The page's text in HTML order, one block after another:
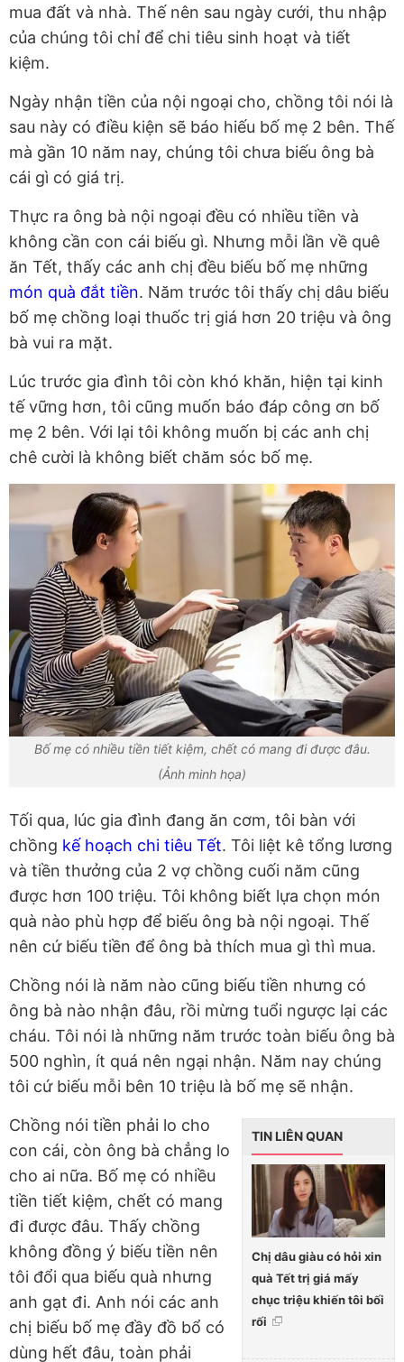
mua đất và nhà. Thế nên sau ngày cưới, thu nhập
của chúng tôi chỉ để chi tiêu sinh hoạt và tiết
kiệm.
Ngày nhận tiền của nội ngoại cho, chồng tôi nói là
sau này có điều kiện sẽ báo hiếu bố mẹ 2 bên. Thế
mà gần 10 năm nay, chúng tôi chưa biếu ông bà
cái gì có giá trị.
Thực ra ông bà nội ngoại đều có nhiều tiền và
không cần con cái biếu gì. Nhưng mỗi lần về quê
ăn Tết, thấy các anh chị đều biếu bố mẹ những
món quà đắt tiền. Năm trước tôi thấy chị dâu biếu
bố mẹ chồng loại thuốc trị giá hơn 20 triệu và ông
bà vui ra mặt.
Lúc trước gia đình tôi còn khó khăn, hiện tại kinh
tế vững hơn, tôi cũng muốn báo đáp công ơn bố
mẹ 2 bên. Với lại tôi không muốn bị các anh chị
chê cười là không biết chăm sóc bố mẹ.
Bố mẹ có nhiều tiền tiết kiệm, chết có mang đi được đâu.
(Ảnh minh họa)
Tối qua, lúc gia đình đang ăn cơm, tôi bàn với
chồng kế hoạch chi tiêu Tết. Tôi liệt kê tổng lương
và tiền thưởng của 2 vợ chồng cuối năm cũng
được hơn 100 triệu. Tôi không biết lựa chọn món
quà nào phù hợp để biếu ông bà nội ngoại. Thế
nên cứ biếu tiền để ông bà thích mua gì thì mua.
Chồng nói là năm nào cũng biếu tiền nhưng có
ông bà nào nhận đâu, rồi mừng tuổi ngược lại các
cháu. Tôi nói là những năm trước toàn biếu ông bà
500 nghìn, ít quá nên ngại nhận. Năm nay chúng
tôi cứ biếu mỗi bên 10 triệu là bố mẹ sẽ nhận.
TIN LIÊN QUAN
Chị dâu giàu có hỏi xin
quà Tết trị giá mấy
chục triệu khiến tôi bối
rối
Chồng nói tiền phải lo cho
con cái, còn ông bà chẳng lo
cho ai nữa. Bố mẹ có nhiều
tiền tiết kiệm, chết có mang
đi được đâu. Thấy chồng
không đồng ý biếu tiền nên
tôi đổi qua biếu quà nhưng
anh gạt đi. Anh nói các anh
chị biếu bố mẹ đầy đồ bổ có
dùng hết đâu, toàn phải